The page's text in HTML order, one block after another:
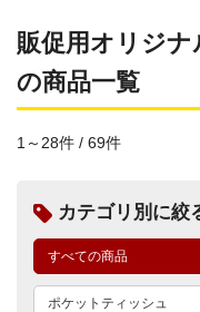
販促用オリジ
の商品一覧
1～28件 / 69件
カテゴリ別に絞
すべての商品
ポケットティッシュ